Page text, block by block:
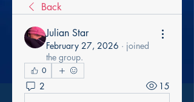
Back
Julian Star
February 27, 2026 · joined
the group.
0
2 15